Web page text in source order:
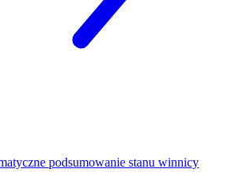
podsumowanie stanu winnicy